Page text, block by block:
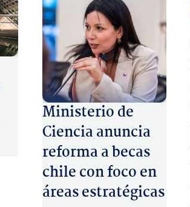
Ministerio de
Ciencia anuncia
reforma a becas
chile con foco en
áreas estratégicas